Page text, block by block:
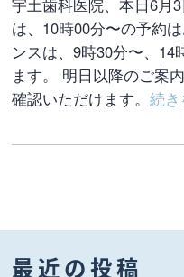
は、10時00分〜の予約
ンスは、9時30分〜、14
ます。 明日以降のご案
確認いただけます。続
最近の投稿